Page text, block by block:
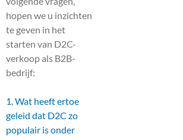
hopen we u inzichten
te geven in het
starten van D2C-
verkoop als B2B-
bedrijf:
1. Wat heeft ertoe
geleid dat D2C zo
populair is onder